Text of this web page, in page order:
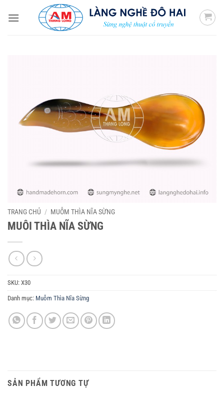
qua
TRANG CHỦ / MUỖM THÌA NĨA SỪNG
MUÔI THÌA NĨA SỪNG
SKU: X30
Danh mục: Muỗm Thìa Nĩa Sừng
SẢN PHẨM TƯƠNG TỰ